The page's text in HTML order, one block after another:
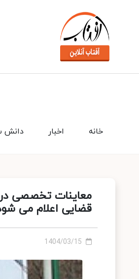
دانش اخبار خانه
معاینات تخصصی
قضایی اعلام می
1404/03/15